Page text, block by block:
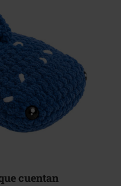
cuentan